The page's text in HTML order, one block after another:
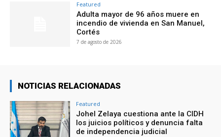
Featured
Adulta mayor de 96 años muere en
incendio de vivienda en San Manuel,
Cortés
7 de agosto de 2026
NOTICIAS RELACIONADAS
Featured
Johel Zelaya cuestiona ante la CIDH
los juicios políticos y denuncia falta
de independencia judicial